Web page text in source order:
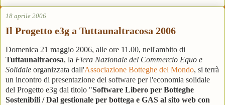
18 aprile 2006
Il Progetto e3g a Tuttaunaltracosa 2006
Domenica 21 maggio 2006, alle ore 11.00, nell'ambito di
Tuttaunaltracosa, la Fiera Nazionale del Commercio Equo e
Solidale organizzata dall'Associazione Botteghe del Mondo, si terrà
un incontro di presentazione dei software per l'economia solidale
del Progetto e3g dal titolo "Software Libero per Botteghe
Sostenibili / Dal gestionale per bottega e GAS al sito web con